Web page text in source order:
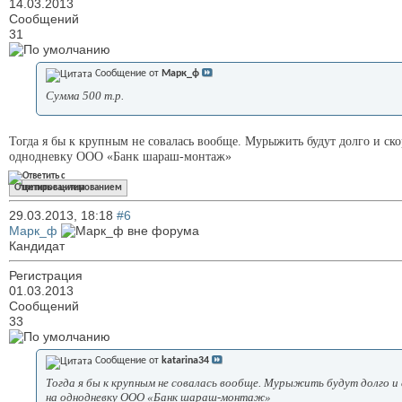
14.03.2013
Сообщений
31
Сообщение от Марк_ф
Сумма 500 т.р.
Тогда я бы к крупным не совалась вообще. Мурыжить будут долго и
однодневку ООО «Банк шараш-монтаж»
Ответить с цитированием
29.03.2013, 18:18 #6
Марк_ф
Кандидат
Регистрация
01.03.2013
Сообщений
33
Сообщение от katarina34
Тогда я бы к крупным не совалась вообще. Мурыжить будут долго
на однодневку ООО «Банк шараш-монтаж»